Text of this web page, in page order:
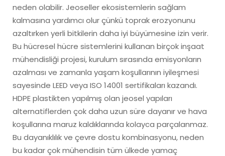
neden olabilir. Jeoseller ekosistemlerin sağlam
kalmasına yardımcı olur çünkü toprak erozyonunu
azaltırken yerli bitkilerin daha iyi büyümesine izin verir.
Bu hücresel hücre sistemlerini kullanan birçok inşaat
mühendisliği projesi, kurulum sırasında emisyonların
azalması ve zamanla yaşam koşullarının iyileşmesi
sayesinde LEED veya ISO 14001 sertifikaları kazandı.
HDPE plastikten yapılmış olan jeosel yapıları
alternatiflerden çok daha uzun süre dayanır ve hava
koşullarına maruz kaldıklarında kolayca parçalanmaz.
Bu dayanıklılık ve çevre dostu kombinasyonu, neden
bu kadar çok mühendisin tüm ülkede yamaç